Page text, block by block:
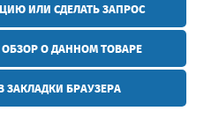
ИЛИ СДЕЛАТЬ ЗАПРОС
О ДАННОМ ТОВАРЕ
ЗАКЛАДКИ БРАУЗЕРА